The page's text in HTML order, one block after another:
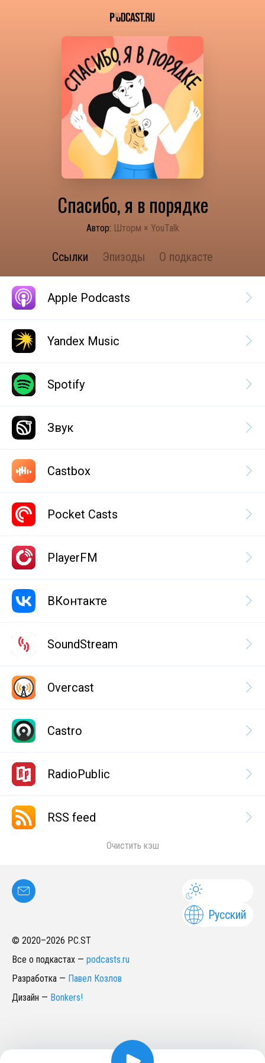
Спасибо, я в порядке
Автор: Шторм × YouTalk
Ссылки Эпизоды О подкасте
Apple Podcasts
Yandex Music
Spotify
Звук
Castbox
Pocket Casts
PlayerFM
ВКонтакте
SoundStream
Overcast
Castro
RadioPublic
RSS feed
Очистить кэш
Русский
© 2020–2026 PC.ST
Все о подкастах — podcasts.ru
Разработка — Павел Козлов
Дизайн — Bonkers!